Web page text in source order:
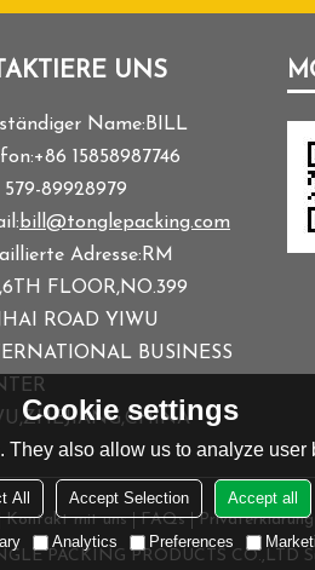
UNS
Name: BILL
+86 15858987746
579-89928979
bill@tonglepacking.com
Adresse: RM
FLOOR,NO.399
ROAD YIWU
BUSINESS
Kontakt mit uns FAQs Privaterklärung
PACKING PRODUCTS CO.,LTD
Cookie settings
also allow us to analyze
All Accept Selection Accept all
Analytics Preferences